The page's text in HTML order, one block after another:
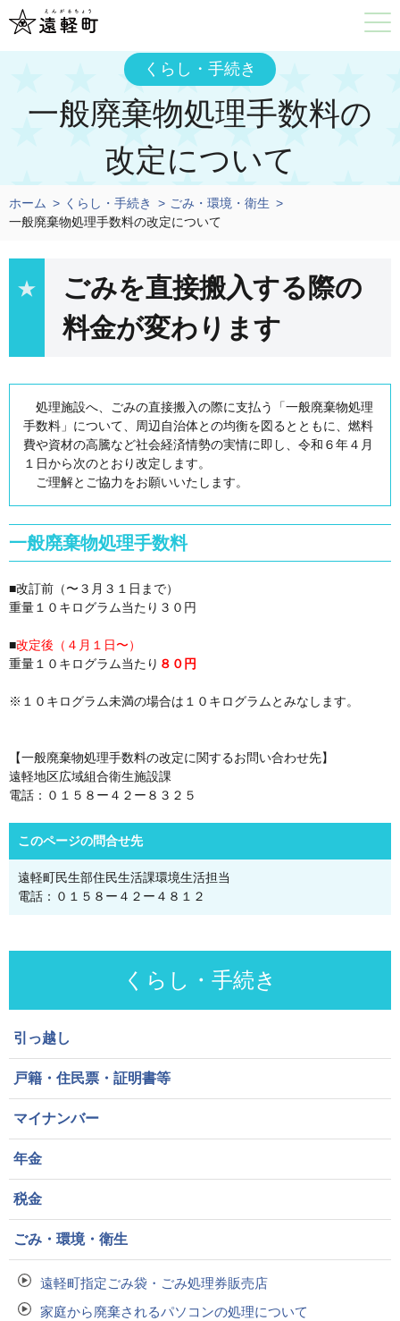
くらし・手続き
一般廃棄物処理手数料の
改定について
ホーム くらし・手続き
ごみ・環境・衛生
一般廃棄物処理手数料の改定について
ごみを直接搬入する際の
料金が変わります
処理施設へ、ごみの直接搬入の際に支払う「一般廃棄物処理
手数料」について、周辺自治体との均衡を図るとともに、燃料
費や資材の高騰など社会経済情勢の実情に即し、令和６年４月
１日から次のとおり改定します。
ご理解とご協力をお願いいたします。
一般廃棄物処理手数料
■改訂前（〜３月３１日まで）
重量１０キログラム当たり３０円
■改定後（４月１日〜）
重量１０キログラム当たり ８０円
※１０キログラム未満の場合は１０キログラムとみなします。
【一般廃棄物処理手数料の改定に関するお問い合わせ先】
遠軽地区広域組合衛生施設課
電話：０１５８ー４２ー８３２５
このページの問合せ先
遠軽町民生部住民生活課環境生活担当
電話：０１５８ー４２ー４８１２
くらし・手続き
引っ越し
戸籍・住民票・証明書等
マイナンバー
年金
税金
ごみ・環境・衛生
遠軽町指定ごみ袋・ごみ処理券販売店
家庭から廃棄されるパソコンの処理について